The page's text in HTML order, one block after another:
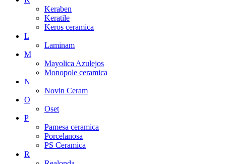
Keraben
Keratile
Keros ceramica
L
Laminam
M
Mayolica Azulejos
Monopole ceramica
N
Novin Ceram
O
Oset
P
Pamesa ceramica
Porcelanosa
PS Ceramica
R